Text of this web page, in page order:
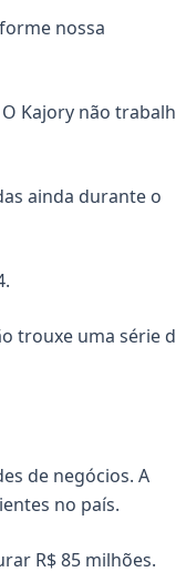
nossa
Kajory não
ainda durante o
trouxe uma série
de negócios. A
no país.
R$ 85 milhões.